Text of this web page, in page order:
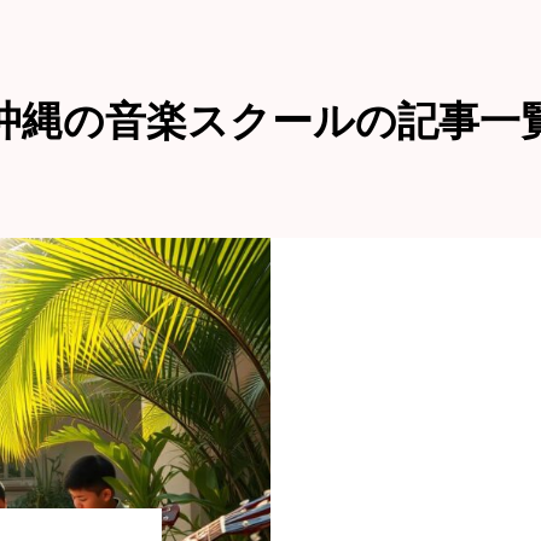
縄の音楽スクールの記事一